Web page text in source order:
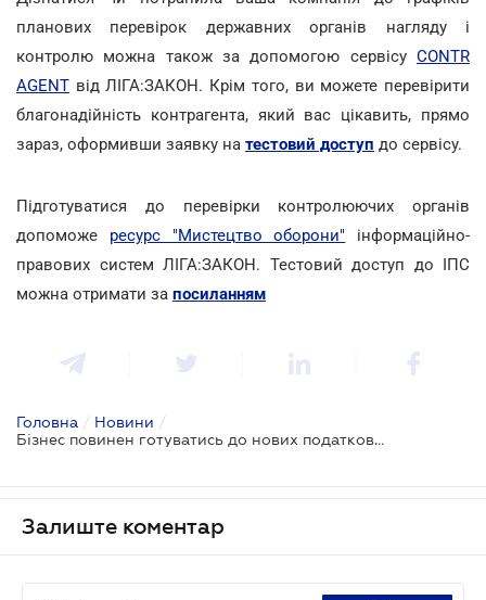
планових перевірок державних органів нагляду і
контролю можна також за допомогою сервісу CONTR
AGENT від ЛІГА:ЗАКОН. Крім того, ви можете перевірити
благонадійність контрагента, який вас цікавить, прямо
зараз, оформивши заявку на тестовий доступ до сервісу.
Підготуватися до перевірки контролюючих органів
допоможе ресурс "Мистецтво оборони" інформаційно-
правових систем ЛІГА:ЗАКОН. Тестовий доступ до ІПС
можна отримати за посиланням
Головна / Новини /
Бізнес повинен готуватись до нових податкових правил: прийнято Закони
Залиште коментар